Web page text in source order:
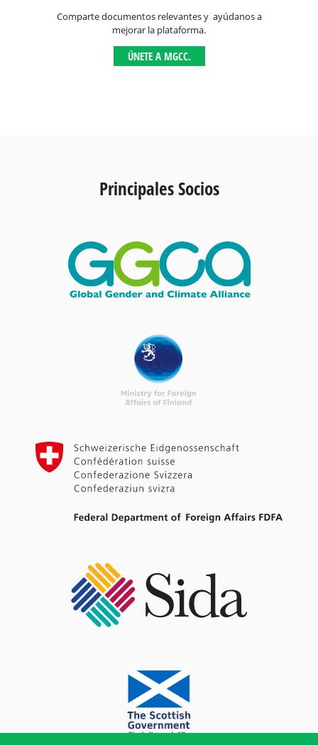
Comparte documentos relevantes y ayúdanos a
mejorar la plataforma.
ÚNETE A MGCC.
Principales Socios